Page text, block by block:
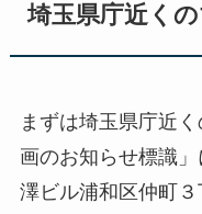
埼玉県庁近く
まずは埼玉県庁近
画のお知らせ標識
澤ビル浦和区仲町